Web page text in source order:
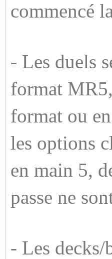
commencé
- Les duels
format
format ou
les options
en main 5,
passe ne
- Les decks/